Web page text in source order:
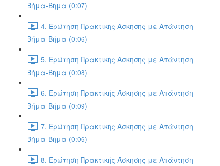
Βήμα-Βήμα (0:07)
4. Ερώτηση Πρακτικής Άσκησης με Απάντηση
Βήμα-Βήμα (0:06)
5. Ερώτηση Πρακτικής Άσκησης με Απάντηση
Βήμα-Βήμα (0:08)
6. Ερώτηση Πρακτικής Άσκησης με Απάντηση
Βήμα-Βήμα (0:09)
7. Ερώτηση Πρακτικής Άσκησης με Απάντηση
Βήμα-Βήμα (0:06)
8. Ερώτηση Πρακτικής Άσκησης με Απάντηση